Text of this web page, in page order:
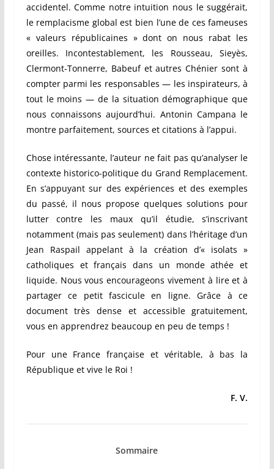
accidentel. Comme notre intuition nous le suggérait,
le remplacisme global est bien l’une de ces fameuses
« valeurs républicaines » dont on nous rabat les
oreilles. Incontestablement, les Rousseau, Sieyès,
Clermont-Tonnerre, Babeuf et autres Chénier sont à
compter parmi les responsables — les inspirateurs, à
tout le moins — de la situation démographique que
nous connaissons aujourd’hui. Antonin Campana le
montre parfaitement, sources et citations à l’appui.
Chose intéressante, l’auteur ne fait pas qu’analyser le
contexte historico-politique du Grand Remplacement.
En s’appuyant sur des expériences et des exemples
du passé, il nous propose quelques solutions pour
lutter contre les maux qu’il étudie, s’inscrivant
notamment (mais pas seulement) dans l’héritage d’un
Jean Raspail appelant à la création d’« isolats »
catholiques et français dans un monde athée et
liquide. Nous vous encourageons vivement à lire et à
partager ce petit fascicule en ligne. Grâce à ce
document très dense et accessible gratuitement,
vous en apprendrez beaucoup en peu de temps !
Pour une France française et véritable, à bas la
République et vive le Roi !
F. V.
Sommaire